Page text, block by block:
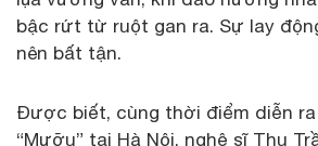
bậc rứt từ ruột gan ra. Sự lay
nên bất tận.
Được biết, cùng thời điểm diễn
“Mưỡu” tại Hà Nội, nghệ sĩ Thu